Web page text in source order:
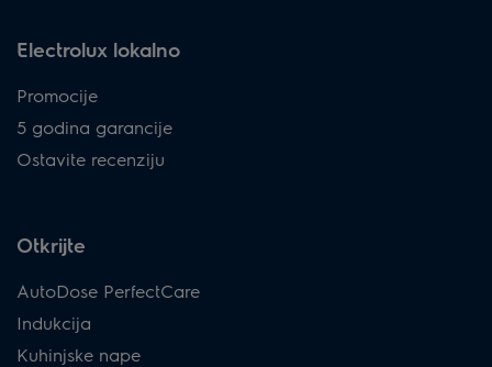
Electrolux lokalno
Promocije
5 godina garancije
Ostavite recenziju
Otkrijte
AutoDose PerfectCare
Indukcija
Kuhinjske nape